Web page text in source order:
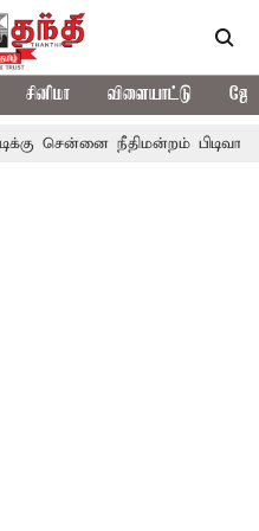
சினிமா விளையாட்டு
பிடிவாராண்ட்